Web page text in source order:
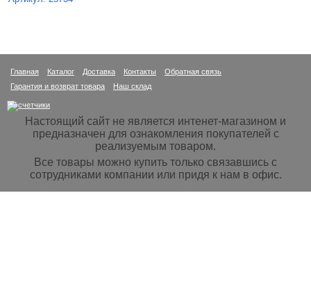
Главная Каталог Доставка Контакты
Обратная связь
Гарантия и возврат товара
Наш склад
Настоящий сайт не является интенет-магазином и
предназначен для ознакомления покупателей с
реализуемым товаром.
Все товары можно купить только связавшись с
сотрудниками компании или придя к нам в офис.